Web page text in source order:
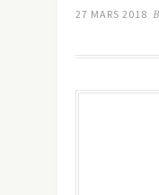
27 MARS 2018